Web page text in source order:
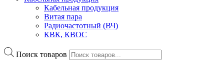
Кабельная продукция
Витая пара
Радиочастотный (ВЧ)
КВК, КВОС
Поиск товаров